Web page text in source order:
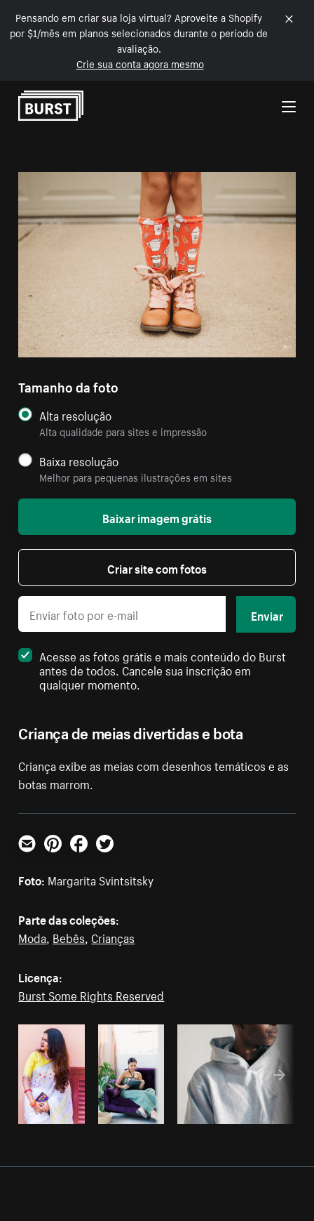
Pensando em criar sua loja virtual? Aproveite a Shopify
por $1/mês em planos selecionados durante o período de
avaliação.
Crie sua conta agora mesmo
Pular para o conteúdo
Criança de meias divertidas e bota
Criança exibe as meias com desenhos temáticos e as
botas marrom.
Tamanho da foto
Alta resolução
Alta qualidade para sites e impressão
Baixa resolução
Melhor para pequenas ilustrações em sites
Baixar imagem grátis
Criar site com fotos
Enviar
Acesse as fotos grátis e mais conteúdo do Burst
antes de todos. Cancele sua inscrição em
qualquer momento.
E-mailPinterestFacebookTwitter
Foto: Margarita Svintsitsky
Parte das coleções:
Moda, Bebês, Crianças
Licença:
Burst Some Rights Reserved